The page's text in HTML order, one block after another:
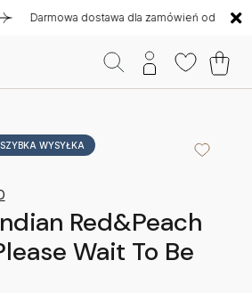
Darmowa dostawa dla zamówień od 300 zł
SZYBKA WYSYŁKA
Red&Peach
Wait To Be